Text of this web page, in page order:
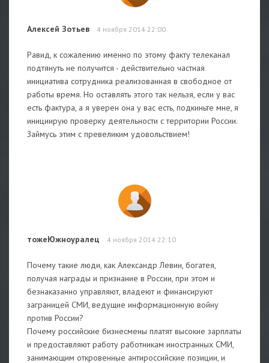
Алексей Зотьев 4 ноября 2014 22:00
Равид, к сожалению именно по этому факту телеканал
подтянуть не получится - действительно частная
инициатива сотрудника реализованная в свободное от
работы время. Но оставлять этого так нельзя, если у вас
есть фактура, а я уверен она у вас есть, подкиньте мне, я
инициирую проверку деятельности с территории России.
Займусь этим с превеликим удовольствием!
тожеЮжноуралец 4 ноября 2014 22:10
Почему такие люди, как Александр Левин, богатея,
получая награды и признание в России, при этом и
безнаказанно управляют, владеют и финансируют
заграницей СМИ, ведущие информационную войну
против России?
Почему российские бизнесмены платят высокие зарплаты
и предоставляют работу работникам иностранных СМИ,
занимающим откровенные антироссийские позиции, и